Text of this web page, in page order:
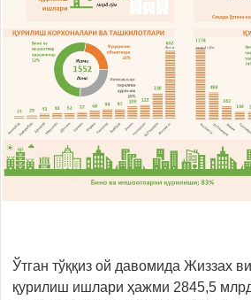
Ўтган тўққиз ой давомида Жиззах
қурилиш ишлари ҳажми 2845,5